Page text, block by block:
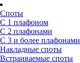
Споты
С 1 плафоном
С 2 плафонами
С 3 и более плафонами
Накладные споты
Встраиваемые споты